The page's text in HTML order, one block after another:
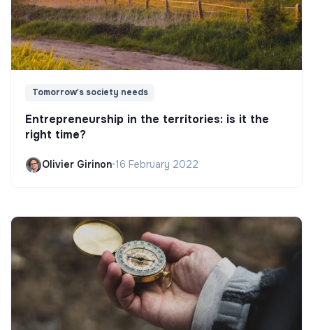
Tomorrow's society needs
Entrepreneurship in the territories: is it the
right time?
Olivier Girinon•16 February 2022